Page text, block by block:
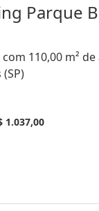
Parque
110,00 m²
1.037,00